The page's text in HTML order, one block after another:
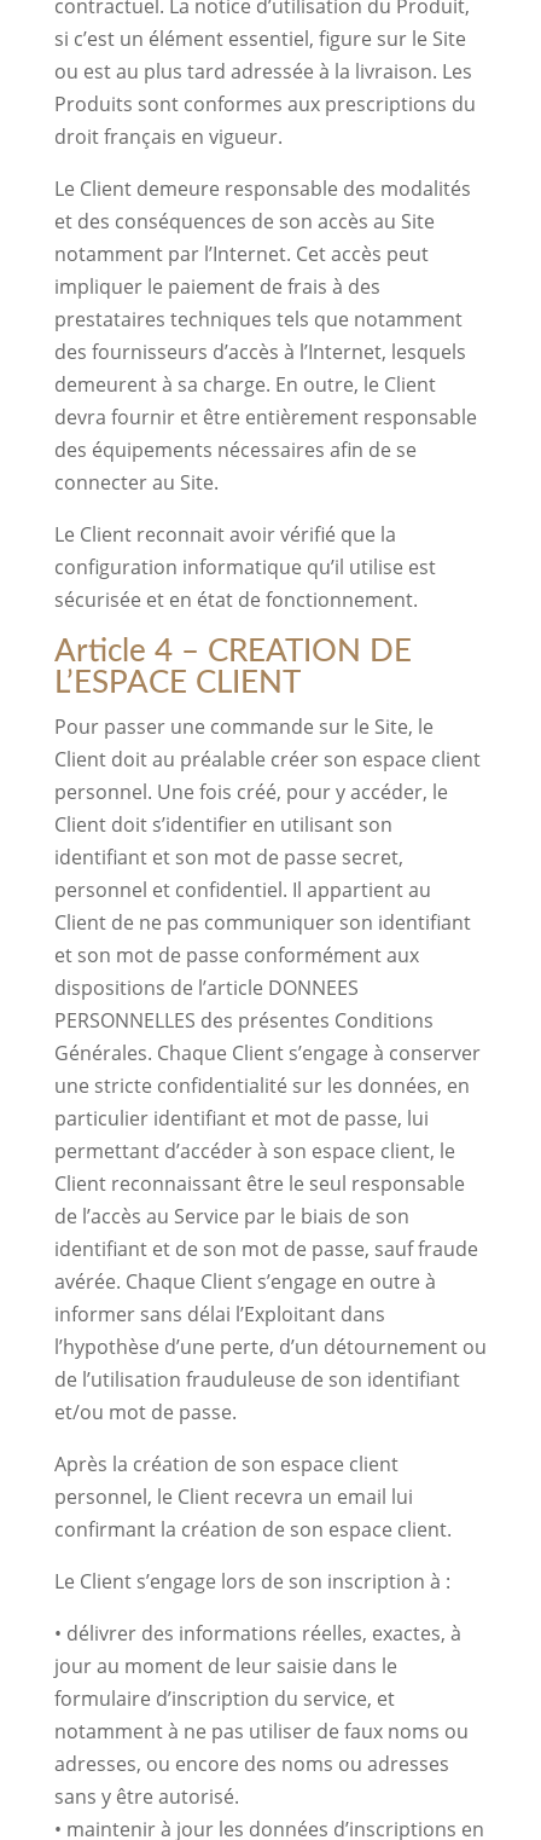
contractuel. La notice d’utilisation du Produit,
si c’est un élément essentiel, figure sur le Site
ou est au plus tard adressée à la livraison. Les
Produits sont conformes aux prescriptions du
droit français en vigueur.
Le Client demeure responsable des modalités
et des conséquences de son accès au Site
notamment par l’Internet. Cet accès peut
impliquer le paiement de frais à des
prestataires techniques tels que notamment
des fournisseurs d’accès à l’Internet, lesquels
demeurent à sa charge. En outre, le Client
devra fournir et être entièrement responsable
des équipements nécessaires afin de se
connecter au Site.
Le Client reconnait avoir vérifié que la
configuration informatique qu’il utilise est
sécurisée et en état de fonctionnement.
Article 4 – CREATION DE
L’ESPACE CLIENT
Pour passer une commande sur le Site, le
Client doit au préalable créer son espace client
personnel. Une fois créé, pour y accéder, le
Client doit s’identifier en utilisant son
identifiant et son mot de passe secret,
personnel et confidentiel. Il appartient au
Client de ne pas communiquer son identifiant
et son mot de passe conformément aux
dispositions de l’article DONNEES
PERSONNELLES des présentes Conditions
Générales. Chaque Client s’engage à conserver
une stricte confidentialité sur les données, en
particulier identifiant et mot de passe, lui
permettant d’accéder à son espace client, le
Client reconnaissant être le seul responsable
de l’accès au Service par le biais de son
identifiant et de son mot de passe, sauf fraude
avérée. Chaque Client s’engage en outre à
informer sans délai l’Exploitant dans
l’hypothèse d’une perte, d’un détournement ou
de l’utilisation frauduleuse de son identifiant
et/ou mot de passe.
Après la création de son espace client
personnel, le Client recevra un email lui
confirmant la création de son espace client.
Le Client s’engage lors de son inscription à :
• délivrer des informations réelles, exactes, à
jour au moment de leur saisie dans le
formulaire d’inscription du service, et
notamment à ne pas utiliser de faux noms ou
adresses, ou encore des noms ou adresses
sans y être autorisé.
• maintenir à jour les données d’inscriptions en